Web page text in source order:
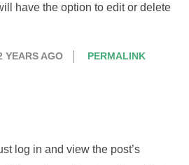
have the option to edit or delete
YEARS AGO PERMALINK
log in and view the post’s